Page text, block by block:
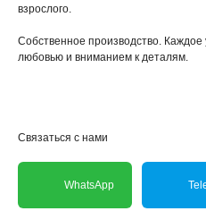
взрослого.
Собственное производство.
любовью и вниманием к деталям.
Связаться с нами
WhatsApp